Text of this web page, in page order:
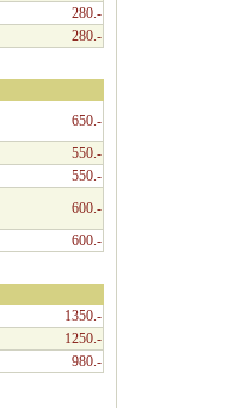
280.-
280.-
650.-
550.-
550.-
600.-
600.-
1350.-
1250.-
980.-